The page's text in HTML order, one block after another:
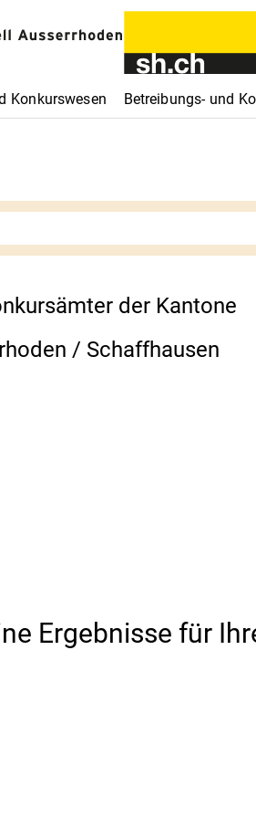
Konkurswesen Betreibungs- und
der Kantone
/ Schaffhausen
Ergebnisse für